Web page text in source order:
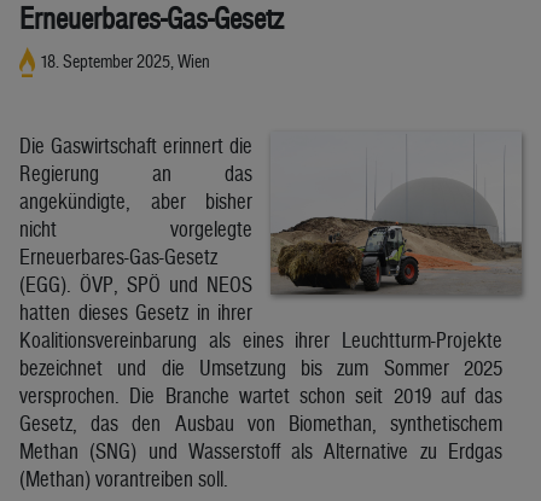
Erneuerbares-Gas-Gesetz
18. September 2025, Wien
Die Gaswirtschaft erinnert die
Regierung an das
angekündigte, aber bisher
nicht vorgelegte
Erneuerbares-Gas-Gesetz
(EGG). ÖVP, SPÖ und NEOS
hatten dieses Gesetz in ihrer
Koalitionsvereinbarung als eines ihrer Leuchtturm-Projekte
bezeichnet und die Umsetzung bis zum Sommer 2025
versprochen. Die Branche wartet schon seit 2019 auf das
Gesetz, das den Ausbau von Biomethan, synthetischem
Methan (SNG) und Wasserstoff als Alternative zu Erdgas
(Methan) vorantreiben soll.